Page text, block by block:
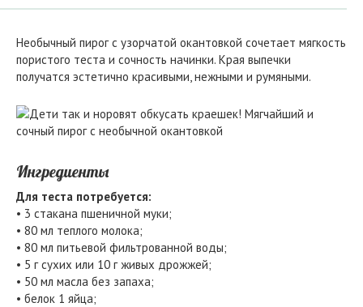
Необычный пирог с узорчатой окантовкой сочетает мягкость
пористого теста и сочность начинки. Края выпечки
получатся эстетично красивыми, нежными и румяными.
Ингредиенты
Для теста потребуется:
• 3 стакана пшеничной муки;
• 80 мл теплого молока;
• 80 мл питьевой фильтрованной воды;
• 5 г сухих или 10 г живых дрожжей;
• 50 мл масла без запаха;
• белок 1 яйца;